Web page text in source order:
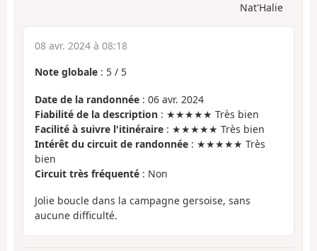
Nat'Halie
08 avr. 2024 à 08:18
Note globale : 5 / 5
Date de la randonnée : 06 avr. 2024
Fiabilité de la description : ★★★★★ Très bien
Facilité à suivre l'itinéraire : ★★★★★ Très bien
Intérêt du circuit de randonnée : ★★★★★ Très
bien
Circuit très fréquenté : Non
Jolie boucle dans la campagne gersoise, sans
aucune difficulté.